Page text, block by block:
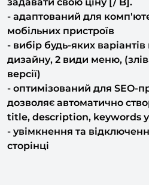
Так само для кожного
задавати свою ціну [/ B].
- адаптований для
мобільних пристроїв
- вибір будь-яких
дизайну, 2 види меню,
версії)
- оптимізований для SEO-
дозволяє автоматично
title, description, keywords у
- увімкнення та